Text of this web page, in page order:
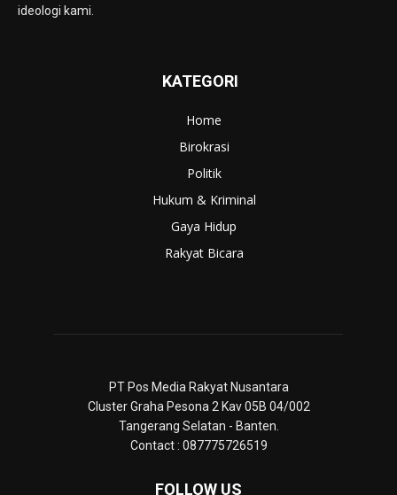
ideologi kami.
KATEGORI
Home
Birokrasi
Politik
Hukum & Kriminal
Gaya Hidup
Rakyat Bicara
PT Pos Media Rakyat Nusantara
Cluster Graha Pesona 2 Kav 05B 04/002
Tangerang Selatan - Banten.
Contact : 087775726519
FOLLOW US